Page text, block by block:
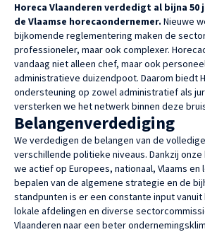
Horeca Vlaanderen verdedigt al bijna 50
de Vlaamse horecaondernemer. Nieuwe
bijkomende reglementering maken de
professioneler, maar ook complexer.
vandaag niet alleen chef, maar ook
administratieve duizendpoot. Daarom biedt
ondersteuning op zowel administratief als
versterken we het netwerk binnen deze
Belangenverdediging
We verdedigen de belangen van de
verschillende politieke niveaus. Dankzij
we actief op Europees, nationaal, Vlaams en
bepalen van de algemene strategie en de
standpunten is er een constante input
lokale afdelingen en diverse
Vlaanderen naar een beter